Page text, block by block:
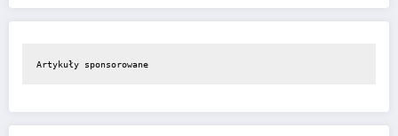
Artykuły sponsorowane